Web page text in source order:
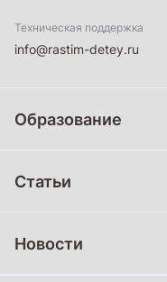
Техническая поддержка
info@rastim-detey.ru
Образование
Статьи
Новости